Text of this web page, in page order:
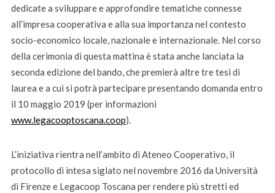
dedicate a sviluppare e approfondire tematiche connesse
all’impresa cooperativa e alla sua importanza nel contesto
socio-economico locale, nazionale e internazionale. Nel corso
della cerimonia di questa mattina è stata anche lanciata la
seconda edizione del bando, che premierà altre tre tesi di
laurea e a cui si potrà partecipare presentando domanda entro
il 10 maggio 2019 (per informazioni
www.legacooptoscana.coop).
L’iniziativa rientra nell’ambito di Ateneo Cooperativo, il
protocollo di intesa siglato nel novembre 2016 da Università
di Firenze e Legacoop Toscana per rendere più stretti ed